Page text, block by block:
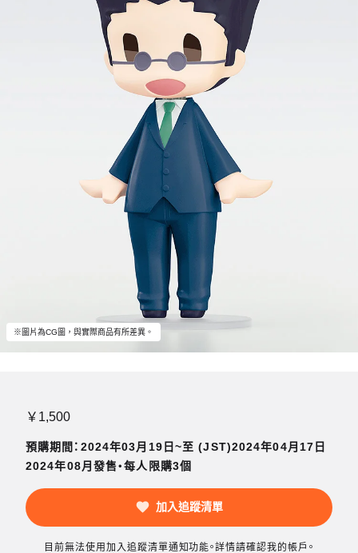
※圖片為CG圖，與實際商品有所差異。
￥1,500
預購期間：2024年03月19日~至 (JST)2024年04月17日
2024年08月發售・每人限購3個
加入追蹤清單
目前無法使用加入追蹤清單通知功能。詳情請確認我的帳戶。